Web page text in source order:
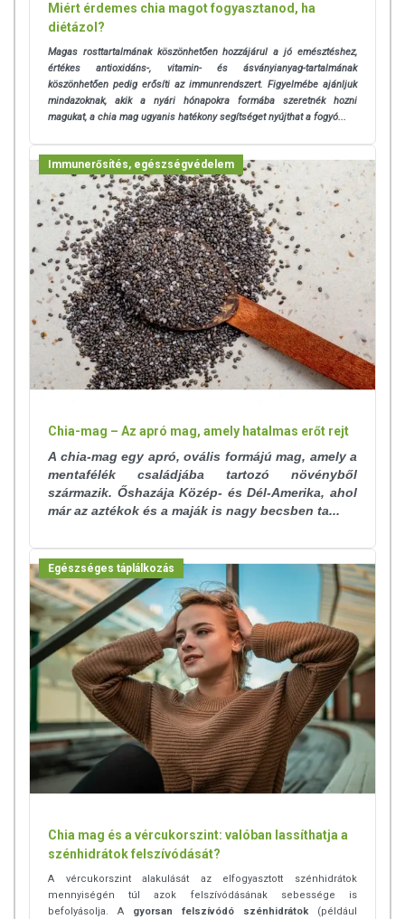
Miért érdemes chia magot fogyasztanod, ha
diétázol?
Magas rosttartalmának köszönhetően hozzájárul a jó emésztéshez,
értékes antioxidáns-, vitamin- és ásványianyag-tartalmának
köszönhetően pedig erősíti az immunrendszert. Figyelmébe ajánljuk
mindazoknak, akik a nyári hónapokra formába szeretnék hozni
magukat, a chia mag ugyanis hatékony segítséget nyújthat a fogyó...
Immunerősítés, egészségvédelem
Chia-mag – Az apró mag, amely hatalmas erőt rejt
A chia-mag egy apró, ovális formájú mag, amely a
mentafélék családjába tartozó növényből
származik. Őshazája Közép- és Dél-Amerika, ahol
már az aztékok és a maják is nagy becsben ta...
Egészséges táplálkozás
Chia mag és a vércukorszint: valóban lassíthatja a
szénhidrátok felszívódását?
A vércukorszint alakulását az elfogyasztott szénhidrátok
mennyiségén túl azok felszívódásának sebessége is
befolyásolja. A gyorsan felszívódó szénhidrátok (például